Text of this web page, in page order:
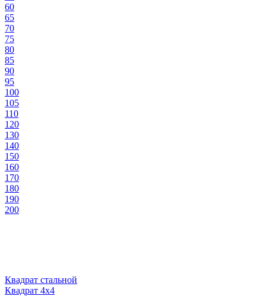
60
65
70
75
80
85
90
95
100
105
110
120
130
140
150
160
170
180
190
200
Квадрат стальной
Квадрат 4х4